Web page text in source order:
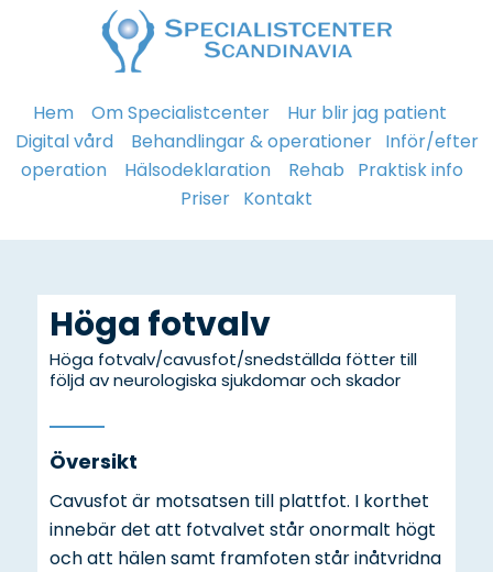
Hem Om Specialistcenter
Hur blir jag patient
Digital vård
Behandlingar & operationer Inför/efter
operation
Hälsodeklaration Rehab
Praktisk info
Priser Kontakt
Höga fotvalv
Höga fotvalv/cavusfot/snedställda fötter till
följd av neurologiska sjukdomar och skador
Översikt
Cavusfot är motsatsen till plattfot. I korthet
innebär det att fotvalvet står onormalt högt
och att hälen samt framfoten står inåtvridna